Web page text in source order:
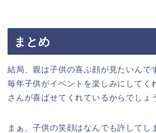
まとめ
結局、親は子供の喜ぶ顔が見たいんで
毎年子供がイベントを楽しみにしてく
さんが喜ばせてくれているからでしょ
まぁ、子供の笑顔はなんでも許してし